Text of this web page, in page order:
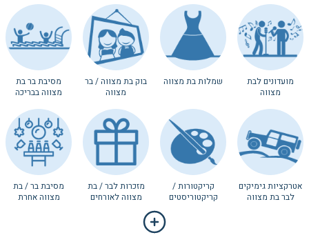
מועדונים לבת
מצווה
שמלות בת מצווה
בוק בת מצווה / בר
מצווה
מסיבת בר בת
מצווה בבריכה
אטרקציות גימיקים
לבר בת מצווה
קריקטורות /
קריקטוריסטים
מזכרות לבר / בת
מצווה לאורחים
מסיבת בר / בת
מצווה אחרת